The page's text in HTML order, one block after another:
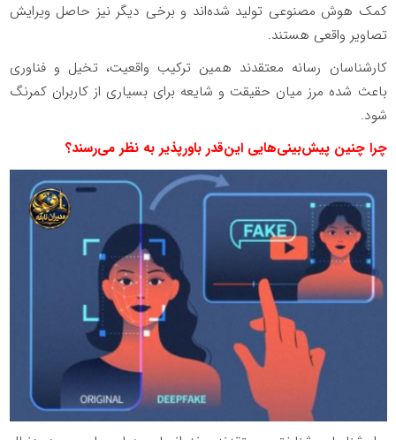
کمک هوش مصنوعی تولید شده‌اند و برخی دیگر نیز حاصل ویرایش
تصاویر واقعی هستند.
کارشناسان رسانه معتقدند همین ترکیب واقعیت، تخیل و فناوری
باعث شده مرز میان حقیقت و شایعه برای بسیاری از کاربران کمرنگ
شود.
چرا چنین پیش‌بینی‌هایی این‌قدر باورپذیر به نظر می‌رسند؟